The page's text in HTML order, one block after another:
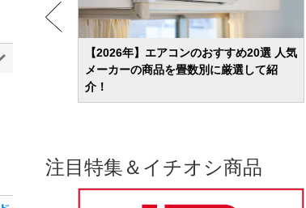
すすめ
【2026年】エアコンのおすすめ20選 人気
メーカーの商品を畳数別に厳選して紹
介！
注目特集＆イチオシ商品